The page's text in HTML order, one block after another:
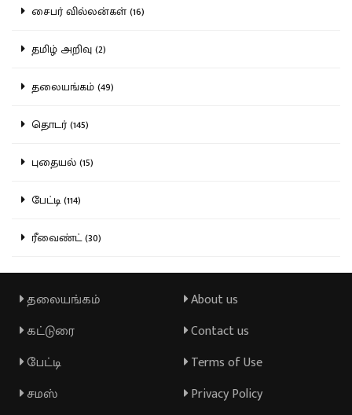
சைபர் வில்லன்கள் (16)
தமிழ் அறிவு (2)
தலையங்கம் (49)
தொடர் (145)
புதையல் (15)
பேட்டி (114)
ரீவைண்ட் (30)
தலையங்கம்
கட்டுரை
பேட்டி
சமஸ்
About us
Contact us
Terms of Use
Privacy Policy